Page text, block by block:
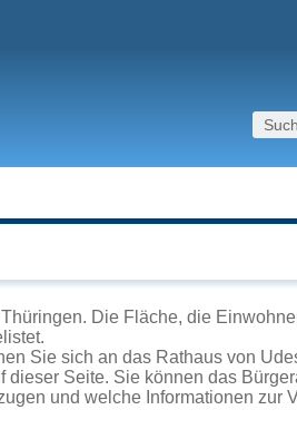
Die Fläche, die
Sie sich an das Rathaus von
Seite. Sie können das
und welche Informationen zur